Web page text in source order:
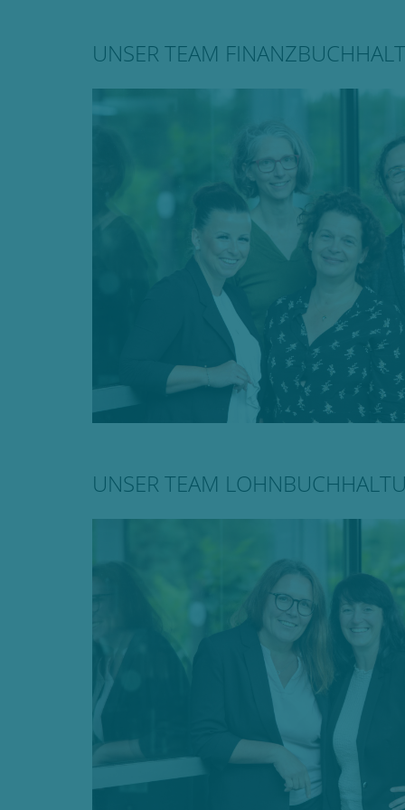
UNSER TEAM
UNSER TEAM